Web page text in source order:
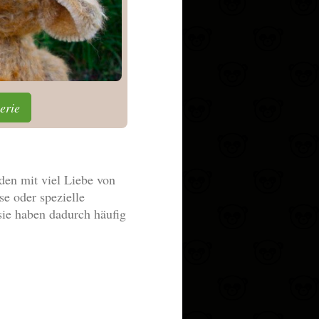
mit viel Liebe von
oder spezielle
haben dadurch häufig